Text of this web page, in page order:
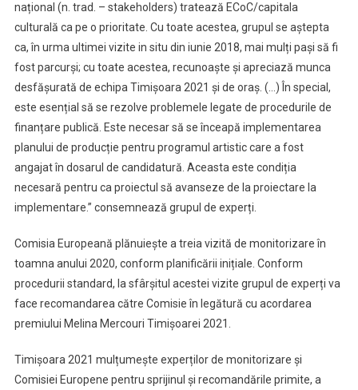
național (n. trad. – stakeholders) tratează ECoC/capitala
culturală ca pe o prioritate. Cu toate acestea, grupul se aștepta
ca, în urma ultimei vizite in situ din iunie 2018, mai mulți pași să fi
fost parcurși; cu toate acestea, recunoaște și apreciază munca
desfășurată de echipa Timișoara 2021 și de oraș. (…) În special,
este esențial să se rezolve problemele legate de procedurile de
finanțare publică. Este necesar să se înceapă implementarea
planului de producție pentru programul artistic care a fost
angajat în dosarul de candidatură. Aceasta este condiția
necesară pentru ca proiectul să avanseze de la proiectare la
implementare.” consemnează grupul de experți.
Comisia Europeană plănuiește a treia vizită de monitorizare în
toamna anului 2020, conform planificării inițiale. Conform
procedurii standard, la sfârșitul acestei vizite grupul de experți va
face recomandarea către Comisie în legătură cu acordarea
premiului Melina Mercouri Timișoarei 2021.
Timișoara 2021 mulțumește experților de monitorizare și
Comisiei Europene pentru sprijinul și recomandările primite, a